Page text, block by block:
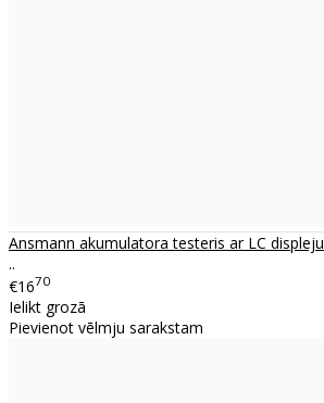
Ansmann akumulatora testeris ar LC displeju
..
€1670
Ielikt grozā
Pievienot vēlmju sarakstam